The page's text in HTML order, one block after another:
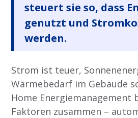
steuert sie so, dass
genutzt und
werden.
Strom ist teuer,
Wärmebedarf im Gebäude
Home Energiemanagement
Faktoren zusammen –